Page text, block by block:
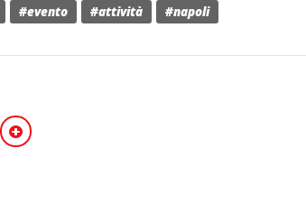
#evento #attività #napoli